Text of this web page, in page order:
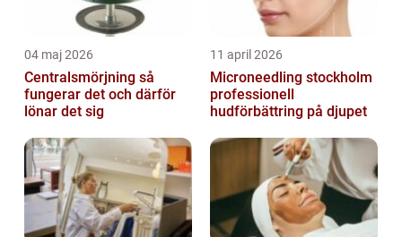
04 maj 2026
Centralsmörjning så
fungerar det och därför
lönar det sig
11 april 2026
Microneedling stockholm
professionell
hudförbättring på djupet